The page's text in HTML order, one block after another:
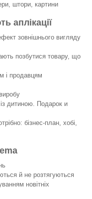
штори, картини
аплікації
зовнішнього вигляду
позбутися товару, що
і продавцям
дитиною. Подарок и
бізнес-план, хобі,
й не розтягуються
новітніх